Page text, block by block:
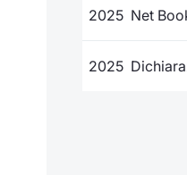
2025 Net
2025